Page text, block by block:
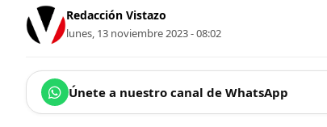
Redacción Vistazo
lunes, 13 noviembre 2023 - 08:02
Únete a nuestro canal de WhatsApp